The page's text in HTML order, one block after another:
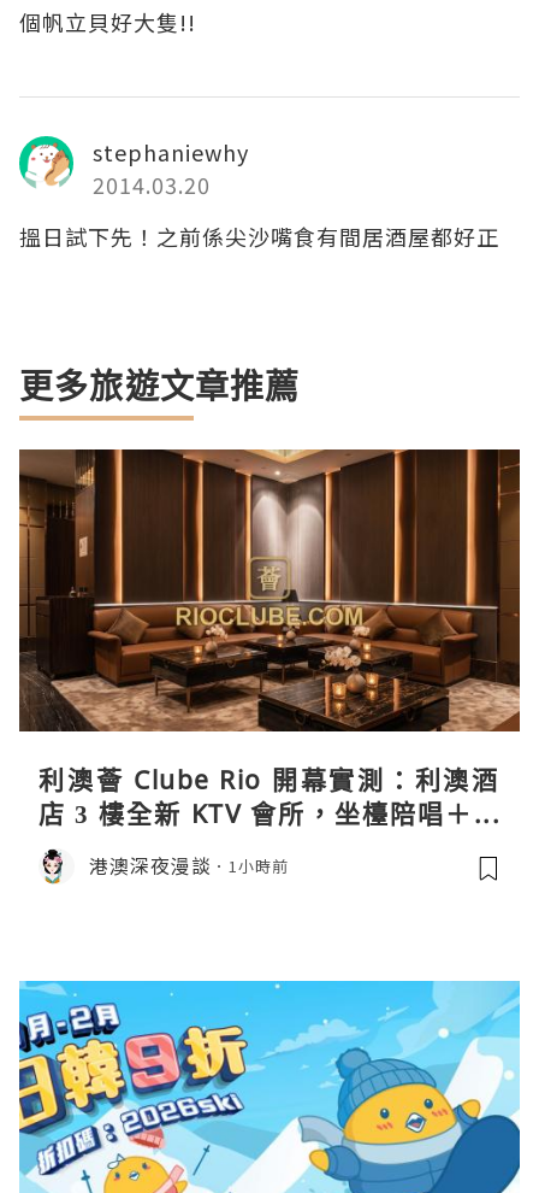
個帆立貝好大隻!!
stephaniewhy
2014.03.20
搵日試下先！之前係尖沙嘴食有間居酒屋都好正
更多旅遊文章推薦
利澳薈 Clube Rio 開幕實測：利澳酒
店 3 樓全新 KTV 會所，坐檯陪唱＋水
療套票一次過睇
港澳深夜漫談 1小時前